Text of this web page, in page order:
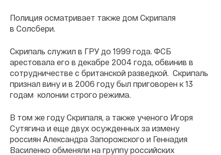
Полиция осматривает также дом Скрипаля
в Солсбери.
Скрипаль служил в ГРУ до 1999 года. ФСБ
арестовала его в декабре 2004 года, обвинив в
сотрудничестве с британской разведкой. Скрипаль
признал вину и в 2006 году был приговорен к 13
годам колонии строго режима.
В том же году Скрипаля, а также ученого Игоря
Сутягина и еще двух осужденных за измену
россиян Александра Запорожского и Геннадия
Василенко обменяли на группу российских